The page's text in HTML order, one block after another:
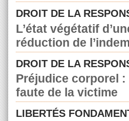
DROIT DE LA
L’état végétatif
réduction de
DROIT DE LA
Préjudice corporel
faute de la victime
LIBERTÉS